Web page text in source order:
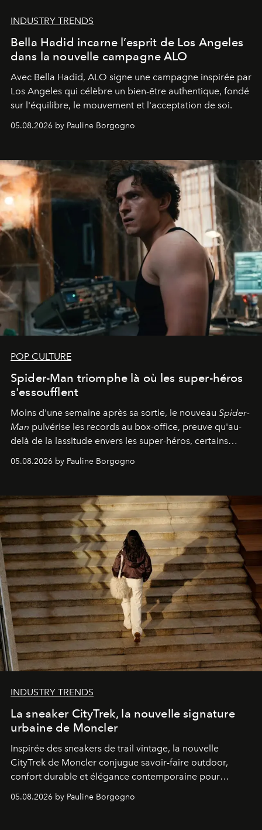
INDUSTRY TRENDS
Bella Hadid incarne l’esprit de Los Angeles
dans la nouvelle campagne ALO
Avec Bella Hadid, ALO signe une campagne inspirée par
Los Angeles qui célèbre un bien-être authentique, fondé
sur l'équilibre, le mouvement et l'acceptation de soi.
05.08.2026 by Pauline Borgogno
POP CULTURE
Spider-Man triomphe là où les super-héros
s'essoufflent
Moins d'une semaine après sa sortie, le nouveau Spider-
Man pulvérise les records au box-office, preuve qu'au-
delà de la lassitude envers les super-héros, certains
personnages continuent de susciter une ferveur intacte.
05.08.2026 by Pauline Borgogno
INDUSTRY TRENDS
La sneaker CityTrek, la nouvelle signature
urbaine de Moncler
Inspirée des sneakers de trail vintage, la nouvelle
CityTrek de Moncler conjugue savoir-faire outdoor,
confort durable et élégance contemporaine pour
accompagner les explorations du quotidien.
05.08.2026 by Pauline Borgogno